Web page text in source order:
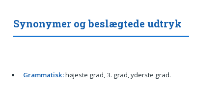
Synonymer og beslægtede udtryk
Grammatisk:højeste grad, 3. grad, yderste grad.